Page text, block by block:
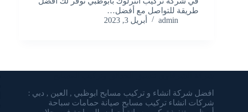
طريقة للتواصل مع أفضل…
admin
أبريل 3, 2023
افضل شركة انشاء و تركيب مسابح ابوظبي , العين , دبي :
شركات انشاء تركيب مسابح صيانة حمامات سباحة